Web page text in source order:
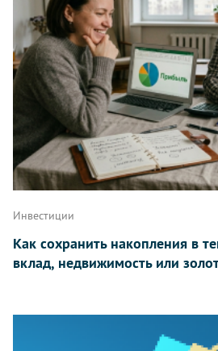
Инвестиции
Как сохранить накопления в
вклад, недвижимость или